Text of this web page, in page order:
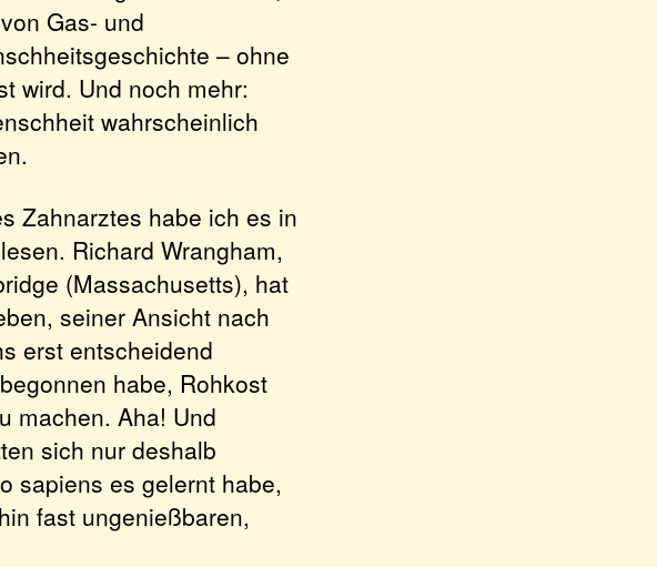
Gas- und
– ohne
wird. Und noch mehr:
wahrscheinlich
Zahnarztes habe ich es in
Richard Wrangham,
(Massachusetts), hat
seiner Ansicht nach
erst entscheidend
habe, Rohkost
machen. Aha! Und
sich nur deshalb
sapiens es gelernt habe,
fast ungenießbaren,